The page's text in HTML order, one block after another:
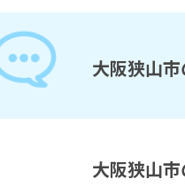
大阪狭山
大阪狭山